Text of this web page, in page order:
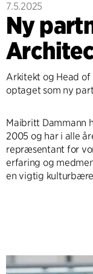
7.5.2025
Ny
Arkitekt og Head
optaget som ny
Maibritt Dammann
2005 og har i alle
repræsentant for
erfaring og
en vigtig